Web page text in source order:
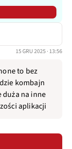
15 GRU 2025 · 13:56
to bez
kombajn
duża na inne
aplikacji